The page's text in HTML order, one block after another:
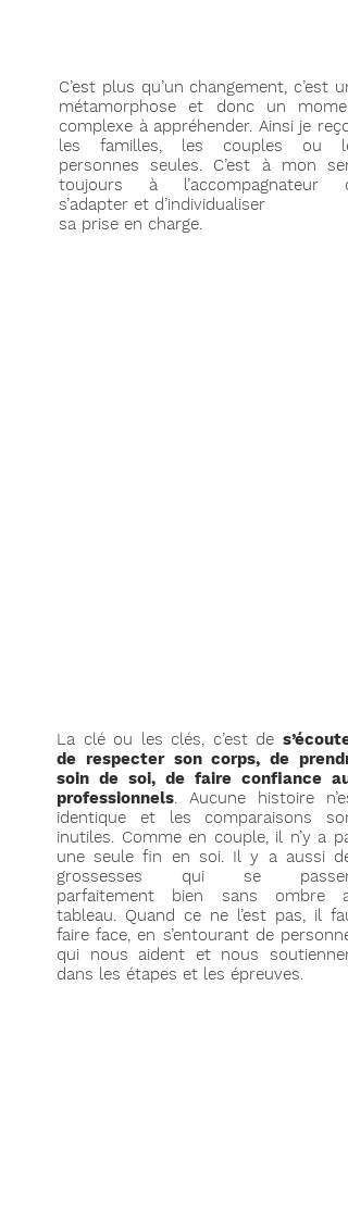
C’est plus qu’un changement, c’est
métamorphose et donc un
complexe à appréhender. Ainsi je
les familles, les couples ou
personnes seules. C’est à mon
toujours à l’accompagnateur
s’adapter et d’individualiser
sa prise en charge.
La clé ou les clés, c’est de
de respecter son corps, de
soin de soi, de faire confiance
professionnels. Aucune histoire
identique et les comparaisons
inutiles. Comme en couple, il n’y a
une seule fin en soi. Il y a aussi
grossesses qui se
parfaitement bien sans ombre
tableau. Quand ce ne l’est pas, il
faire face, en s’entourant de
qui nous aident et nous
dans les étapes et les épreuves.